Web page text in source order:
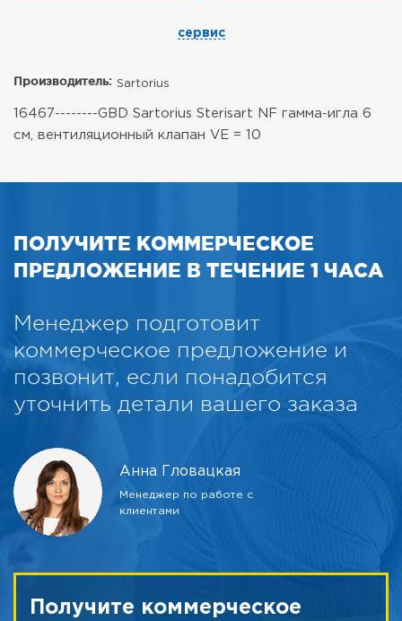
сервис
Производитель: Sartorius
16467--------GBD Sartorius Sterisart NF гамма-игла 6
см, вентиляционный клапан VE = 10
ПОЛУЧИТЕ КОММЕРЧЕСКОЕ
ПРЕДЛОЖЕНИЕ В ТЕЧЕНИЕ 1 ЧАСА
Менеджер подготовит
коммерческое предложение и
позвонит, если понадобится
уточнить детали вашего заказа
Анна Гловацкая
Менеджер по работе с
клиентами
Получите коммерческое